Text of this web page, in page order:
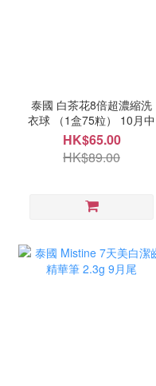
泰國 白茶花8倍超濃縮洗
衣球 （1盒75粒） 10月中
HK$65.00
HK$89.00